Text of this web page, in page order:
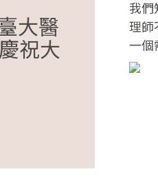
大醫
祝大
我們
理師
一個